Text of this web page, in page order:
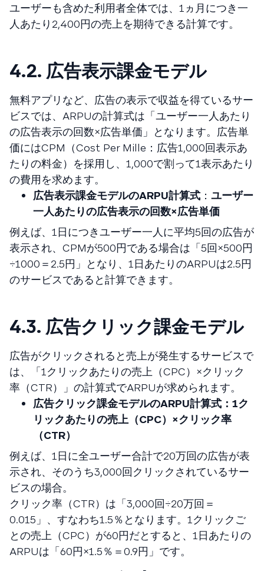
ユーザーも含めた利用者全体では、1ヵ月につき一
人あたり2,400円の売上を期待できる計算です。
4.2. 広告表示課金モデル
無料アプリなど、広告の表示で収益を得ているサー
ビスでは、ARPUの計算式は「ユーザー一人あたり
の広告表示の回数×広告単価」となります。広告単
価にはCPM（Cost Per Mille：広告1,000回表示あ
たりの料金）を採用し、1,000で割って1表示あたり
の費用を求めます。
広告表示課金モデルのARPU計算式 ： ユーザー
一人あたりの広告表示の回数×広告単価
例えば、1日につきユーザー一人に平均5回の広告が
表示され、CPMが500円である場合は「5回×500円
÷1000＝2.5円」となり、1日あたりのARPUは2.5円
のサービスであると計算できます。
4.3. 広告クリック課金モデル
広告がクリックされると売上が発生するサービスで
は、「1クリックあたりの売上（CPC）×クリック
率（CTR）」の計算式でARPUが求められます。
広告クリック課金モデルのARPU計算式：1ク
リックあたりの売上（CPC）×クリック率
（CTR）
例えば、1日に全ユーザー合計で20万回の広告が表
示され、そのうち3,000回クリックされているサー
ビスの場合。
クリック率（CTR）は「3,000回÷20万回＝
0.015」、すなわち1.5％となります。1クリックご
との売上（CPC）が60円だとすると、1日あたりの
ARPUは「60円×1.5％＝0.9円」です。